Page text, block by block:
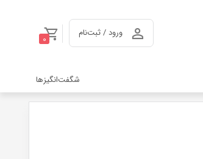
0
ورود / ثبت‌نام
شگفت‌انگیزها